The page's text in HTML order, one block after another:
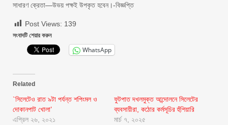
সাধারণ ক্রেতা—উভয় পক্ষই উপকৃত হবেন।-বিজ্ঞপ্তি
Post Views: 139
সংবাদটি শেয়ার করুন
WhatsApp
Related
`সিলেটেও রাত ৯টা পর্যন্ত শপিংমল ও
দোকানপাট খোলা’
এপ্রিল ২৬, ২০২১
ফুটপাত দখলমুক্ত আন্দোলনে সিলেটের
ব্যবসায়ীরা, কঠোর কর্মসূচির হুঁশিয়ারি
মার্চ ৭, ২০২৫